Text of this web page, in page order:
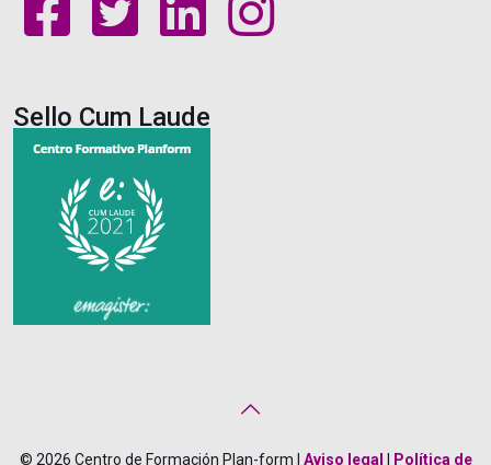
Sello Cum Laude
© 2026 Centro de Formación Plan-form | Aviso legal | Política de